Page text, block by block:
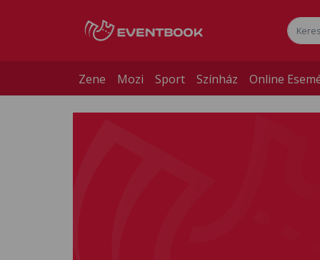
Zene Mozi Sport Színház Online